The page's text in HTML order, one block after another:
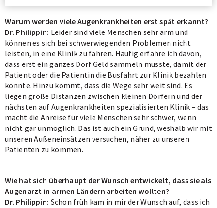
Warum werden viele Augenkrankheiten erst spät erkannt?
Dr. Philippin: Leider sind viele Menschen sehr arm und
können es sich bei schwerwiegenden Problemen nicht
leisten, in eine Klinik zu fahren. Häufig erfahre ich davon,
dass erst ein ganzes Dorf Geld sammeln musste, damit der
Patient oder die Patientin die Busfahrt zur Klinik bezahlen
konnte. Hinzu kommt, dass die Wege sehr weit sind. Es
liegen große Distanzen zwischen kleinen Dörfern und der
nächsten auf Augenkrankheiten spezialisierten Klinik – das
macht die Anreise für viele Menschen sehr schwer, wenn
nicht gar unmöglich. Das ist auch ein Grund, weshalb wir mit
unseren Außeneinsätzen versuchen, näher zu unseren
Patienten zu kommen.
Wie hat sich überhaupt der Wunsch entwickelt, dass sie als
Augenarzt in armen Ländern arbeiten wollten?
Dr. Philippin: Schon früh kam in mir der Wunsch auf, dass ich